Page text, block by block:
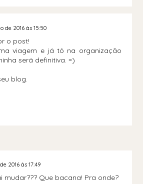
de 2016 às 15:50
o post!
viagem e já tô na organização
será definitiva. =)
blog.
2016 às 17:49
mudar??? Que bacana! Pra onde?